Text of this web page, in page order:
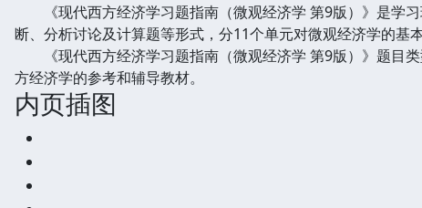
《现代西方经济学习题指南（微观经济学 第9版）》是学
断、分析讨论及计算题等形式，分11个单元对微观经济学的基
《现代西方经济学习题指南（微观经济学 第9版）》题目
方经济学的参考和辅导教材。
内页插图